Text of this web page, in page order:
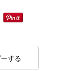
する